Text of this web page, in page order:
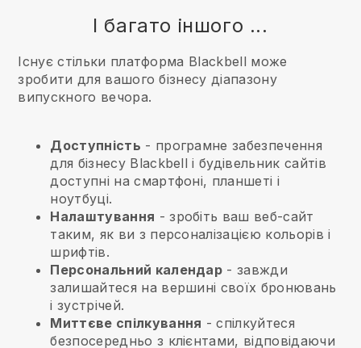
І багато іншого ...
Існує стільки платформа Blackbell може
зробити для вашого бізнесу діапазону
випускного вечора.
Доступність - програмне забезпечення
для бізнесу Blackbell і будівельник сайтів
доступні на смартфоні, планшеті і
ноутбуці.
Налаштування - зробіть ваш веб-сайт
таким, як ви з персоналізацією кольорів і
шрифтів.
Персональний календар - завжди
залишайтеся на вершині своїх бронювань
і зустрічей.
Миттєве спілкування - спілкуйтеся
безпосередньо з клієнтами, відповідаючи